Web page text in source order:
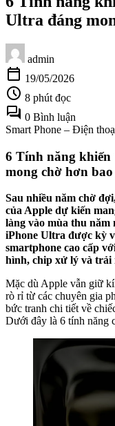
Ultra đáng
admin
calendar_today 19/05/2026
schedule 8 phút đọc
forum 0 Bình luận
Smart Phone – Điện
6 Tính năng khiến
mong chờ hơn
Sau nhiều năm chờ
của Apple dự kiến
làng vào mùa thu
iPhone Ultra được kỳ
smartphone cao cấp
hình, chip xử lý và trải
Mặc dù Apple vẫn giữ
rò rỉ từ các chuyên gia
bức tranh chi tiết về
Dưới đây là 6 tính năng